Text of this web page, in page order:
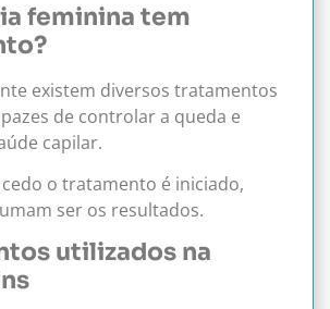
feminina tem
existem diversos tratamentos
de controlar a queda e
capilar.
o tratamento é iniciado,
ser os resultados.
utilizados na